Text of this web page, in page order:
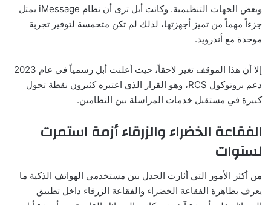
وبعض الجهات التنظيمية. وكانت أبل ترى أن نظام iMessage يمثل
جزءاً مهماً من تميز أجهزتها، لذلك لم تكن متحمسة لتوفير تجربة
موحدة مع أندرويد.
إلا أن هذا الموقف تغير لاحقاً، حيث أعلنت أبل رسمياً في عام 2023
دعم بروتوكول RCS، وهو القرار الذي اعتبره كثيرون نقطة تحول
كبيرة في مستقبل خدمات المراسلة بين النظامين.
الفقاعة الخضراء والزرقاء أزمة استمرت
لسنوات
من أكثر الأمور التي أثارت الجدل بين مستخدمي الهواتف الذكية ما
يعرف بظاهرة الفقاعة الخضراء والفقاعة الزرقاء داخل تطبيق